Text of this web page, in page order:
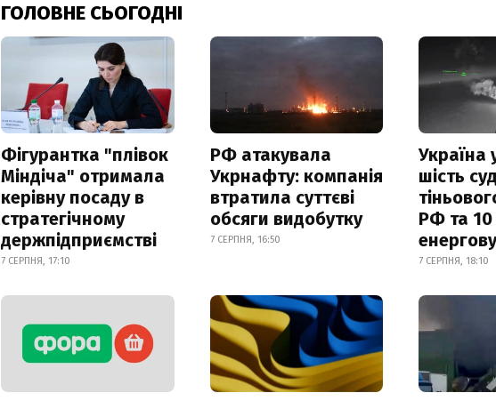
ГОЛОВНЕ СЬОГОДНІ
Фігурантка "плівок
Міндіча" отримала
керівну посаду в
стратегічному
держпідприємстві
7 СЕРПНЯ, 17:10
РФ атакувала
Укрнафту: компанія
втратила суттєві
обсяги видобутку
7 СЕРПНЯ, 16:50
Україна
шість
РФ та 10
7 СЕРПНЯ, 18:10